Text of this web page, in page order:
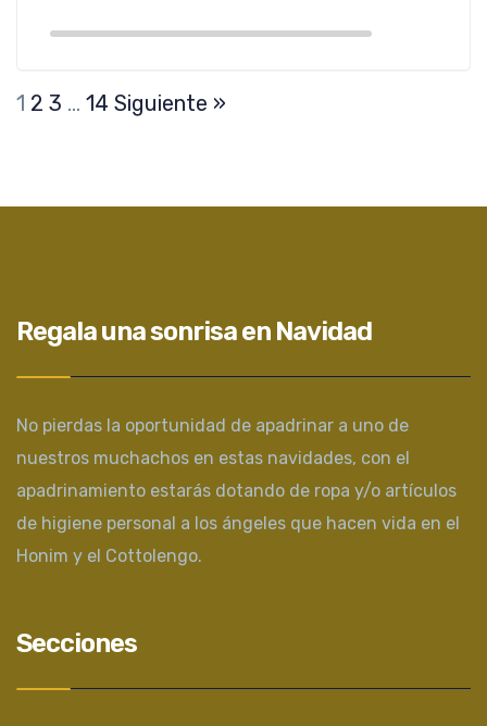
1 2 3 … 14 Siguiente »
Regala una sonrisa en Navidad
No pierdas la oportunidad de apadrinar a uno de
nuestros muchachos en estas navidades, con el
apadrinamiento estarás dotando de ropa y/o artículos
de higiene personal a los ángeles que hacen vida en el
Honim y el Cottolengo.
Secciones